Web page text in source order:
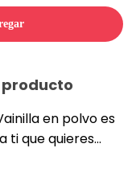
producto
en polvo es
ti que quieres
tu vitalidad.
y adultos